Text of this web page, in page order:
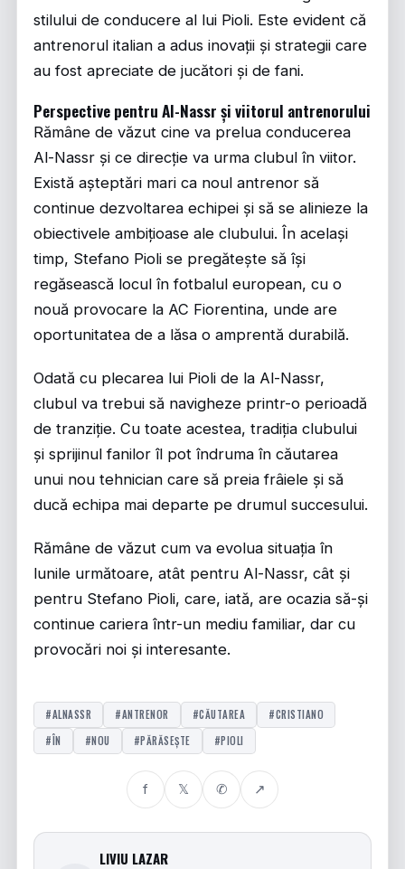
stilului de conducere al lui Pioli. Este evident că
antrenorul italian a adus inovații și strategii care
au fost apreciate de jucători și de fani.
Perspective pentru Al-Nassr și viitorul antrenorului
Rămâne de văzut cine va prelua conducerea
Al-Nassr și ce direcție va urma clubul în viitor.
Există așteptări mari ca noul antrenor să
continue dezvoltarea echipei și să se alinieze la
obiectivele ambițioase ale clubului. În același
timp, Stefano Pioli se pregătește să își
regăsească locul în fotbalul european, cu o
nouă provocare la AC Fiorentina, unde are
oportunitatea de a lăsa o amprentă durabilă.
Odată cu plecarea lui Pioli de la Al-Nassr,
clubul va trebui să navigheze printr-o perioadă
de tranziție. Cu toate acestea, tradiția clubului
și sprijinul fanilor îl pot îndruma în căutarea
unui nou tehnician care să preia frâiele și să
ducă echipa mai departe pe drumul succesului.
Rămâne de văzut cum va evolua situația în
lunile următoare, atât pentru Al-Nassr, cât și
pentru Stefano Pioli, care, iată, are ocazia să-și
continue cariera într-un mediu familiar, dar cu
provocări noi și interesante.
#ALNASSR #ANTRENOR #CĂUTAREA
#CRISTIANO
#ÎN
#NOU #PĂRĂSEȘTE #PIOLI
f 𝕏 ✆ ↗
LIVIU LAZAR